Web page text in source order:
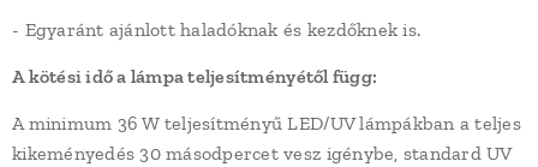
- Egyaránt ajánlott haladóknak és kezdőknek is.
A kötési idő a lámpa teljesítményétől függ:
A minimum 36 W teljesítményű LED/UV lámpákban a teljes
kikeményedés 30 másodpercet vesz igénybe, standard UV